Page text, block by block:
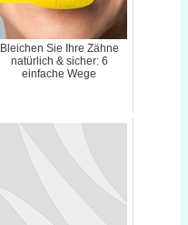
Bleichen Sie Ihre Zähne
natürlich & sicher: 6
einfache Wege